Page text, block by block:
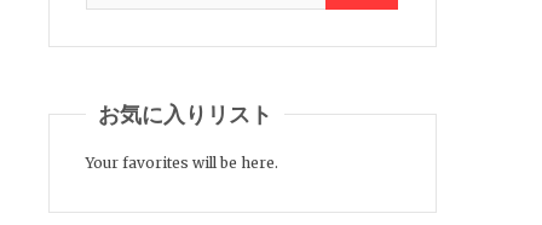
お気に入りリスト
Your favorites will be here.